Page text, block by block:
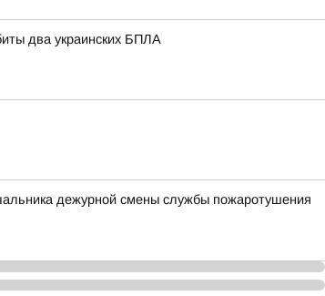
два украинских БПЛА
дежурной смены службы пожаротушения